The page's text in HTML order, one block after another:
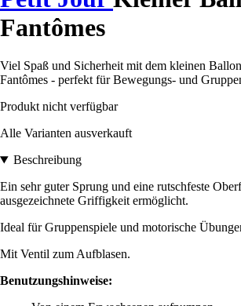
Fantômes
Viel Spaß und Sicherheit mit dem kleinen
Fantômes - perfekt für Bewegungs- und
Produkt nicht verfügbar
Alle Varianten ausverkauft
Beschreibung
Ein sehr guter Sprung und eine rutschfeste
ausgezeichnete Griffigkeit ermöglicht.
Ideal für Gruppenspiele und motorische
Mit Ventil zum Aufblasen.
Benutzungshinweise: